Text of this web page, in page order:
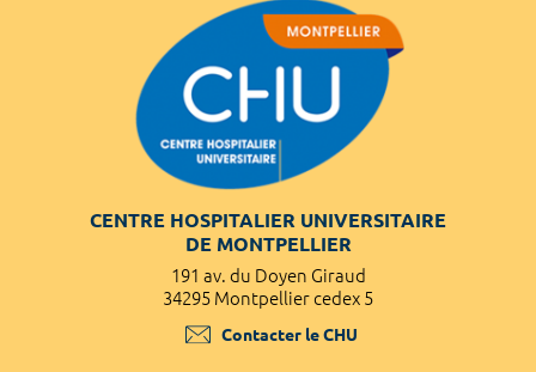
CENTRE HOSPITALIER UNIVERSITAIRE
DE MONTPELLIER
191 av. du Doyen Giraud
34295 Montpellier cedex 5
Contacter le CHU